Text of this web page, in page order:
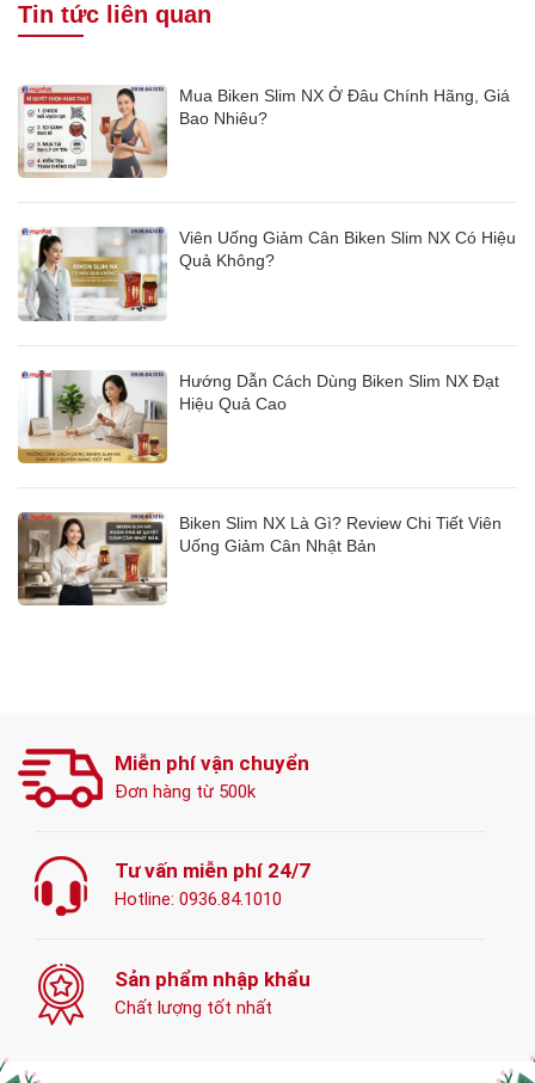
Tin tức liên quan
Mua Biken Slim NX Ở Đâu Chính Hãng, Giá
Bao Nhiêu?
Viên Uống Giảm Cân Biken Slim NX Có Hiệu
Quả Không?
Hướng Dẫn Cách Dùng Biken Slim NX Đạt
Hiệu Quả Cao
Biken Slim NX Là Gì? Review Chi Tiết Viên
Uống Giảm Cân Nhật Bản
Miễn phí vận chuyển
Đơn hàng từ 500k
Tư vấn miễn phí 24/7
Hotline: 0936.84.1010
Sản phẩm nhập khẩu
Chất lượng tốt nhất